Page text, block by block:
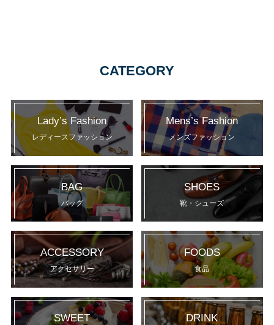
CATEGORY
Lady’s Fashion
レディースファッション
Mens’s Fashion
メンズファッション
BAG
バッグ
SHOES
靴・シューズ
ACCESSORY
アクセサリー
FOODS
食品
SWEET DRINK